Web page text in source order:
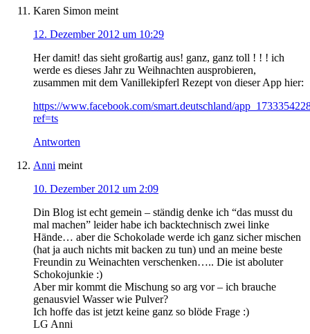
Karen Simon meint
12. Dezember 2012 um 10:29
Her damit! das sieht großartig aus! ganz, ganz toll ! ! ! ich
werde es dieses Jahr zu Weihnachten ausprobieren,
zusammen mit dem Vanillekipferl Rezept von dieser App hier:
https://www.facebook.com/smart.deutschland/
ref=ts
Antworten
Anni meint
10. Dezember 2012 um 2:09
Din Blog ist echt gemein – ständig denke ich “das musst du
mal machen” leider habe ich backtechnisch zwei linke
Hände… aber die Schokolade werde ich ganz sicher mischen
(hat ja auch nichts mit backen zu tun) und an meine beste
Freundin zu Weinachten verschenken….. Die ist aboluter
Schokojunkie :)
Aber mir kommt die Mischung so arg vor – ich brauche
genausviel Wasser wie Pulver?
Ich hoffe das ist jetzt keine ganz so blöde Frage :)
LG Anni